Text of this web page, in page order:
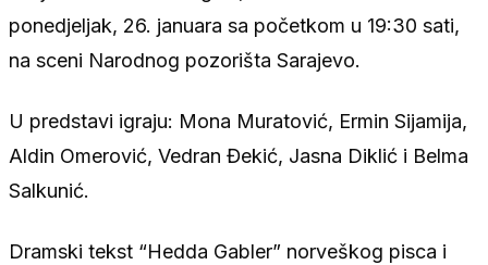
ponedjeljak, 26. januara sa početkom u 19:30 sati,
na sceni Narodnog pozorišta Sarajevo.
U predstavi igraju: Mona Muratović, Ermin Sijamija,
Aldin Omerović, Vedran Đekić, Jasna Diklić i Belma
Salkunić.
Dramski tekst “Hedda Gabler” norveškog pisca i